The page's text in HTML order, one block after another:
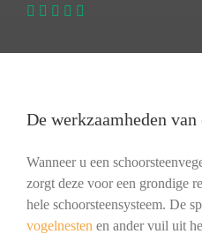
De werkzaamheden
Wanneer u een
zorgt deze voor een grondige
hele schoorsteensysteem. De
vogelnesten en ander vuil uit